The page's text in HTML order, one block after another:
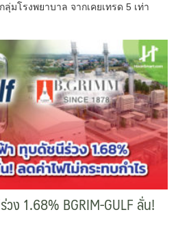
มโรงพยาบาล จากเคยเทรด 5 เท่า
ง 1.68% BGRIM-GULF ลั่น!